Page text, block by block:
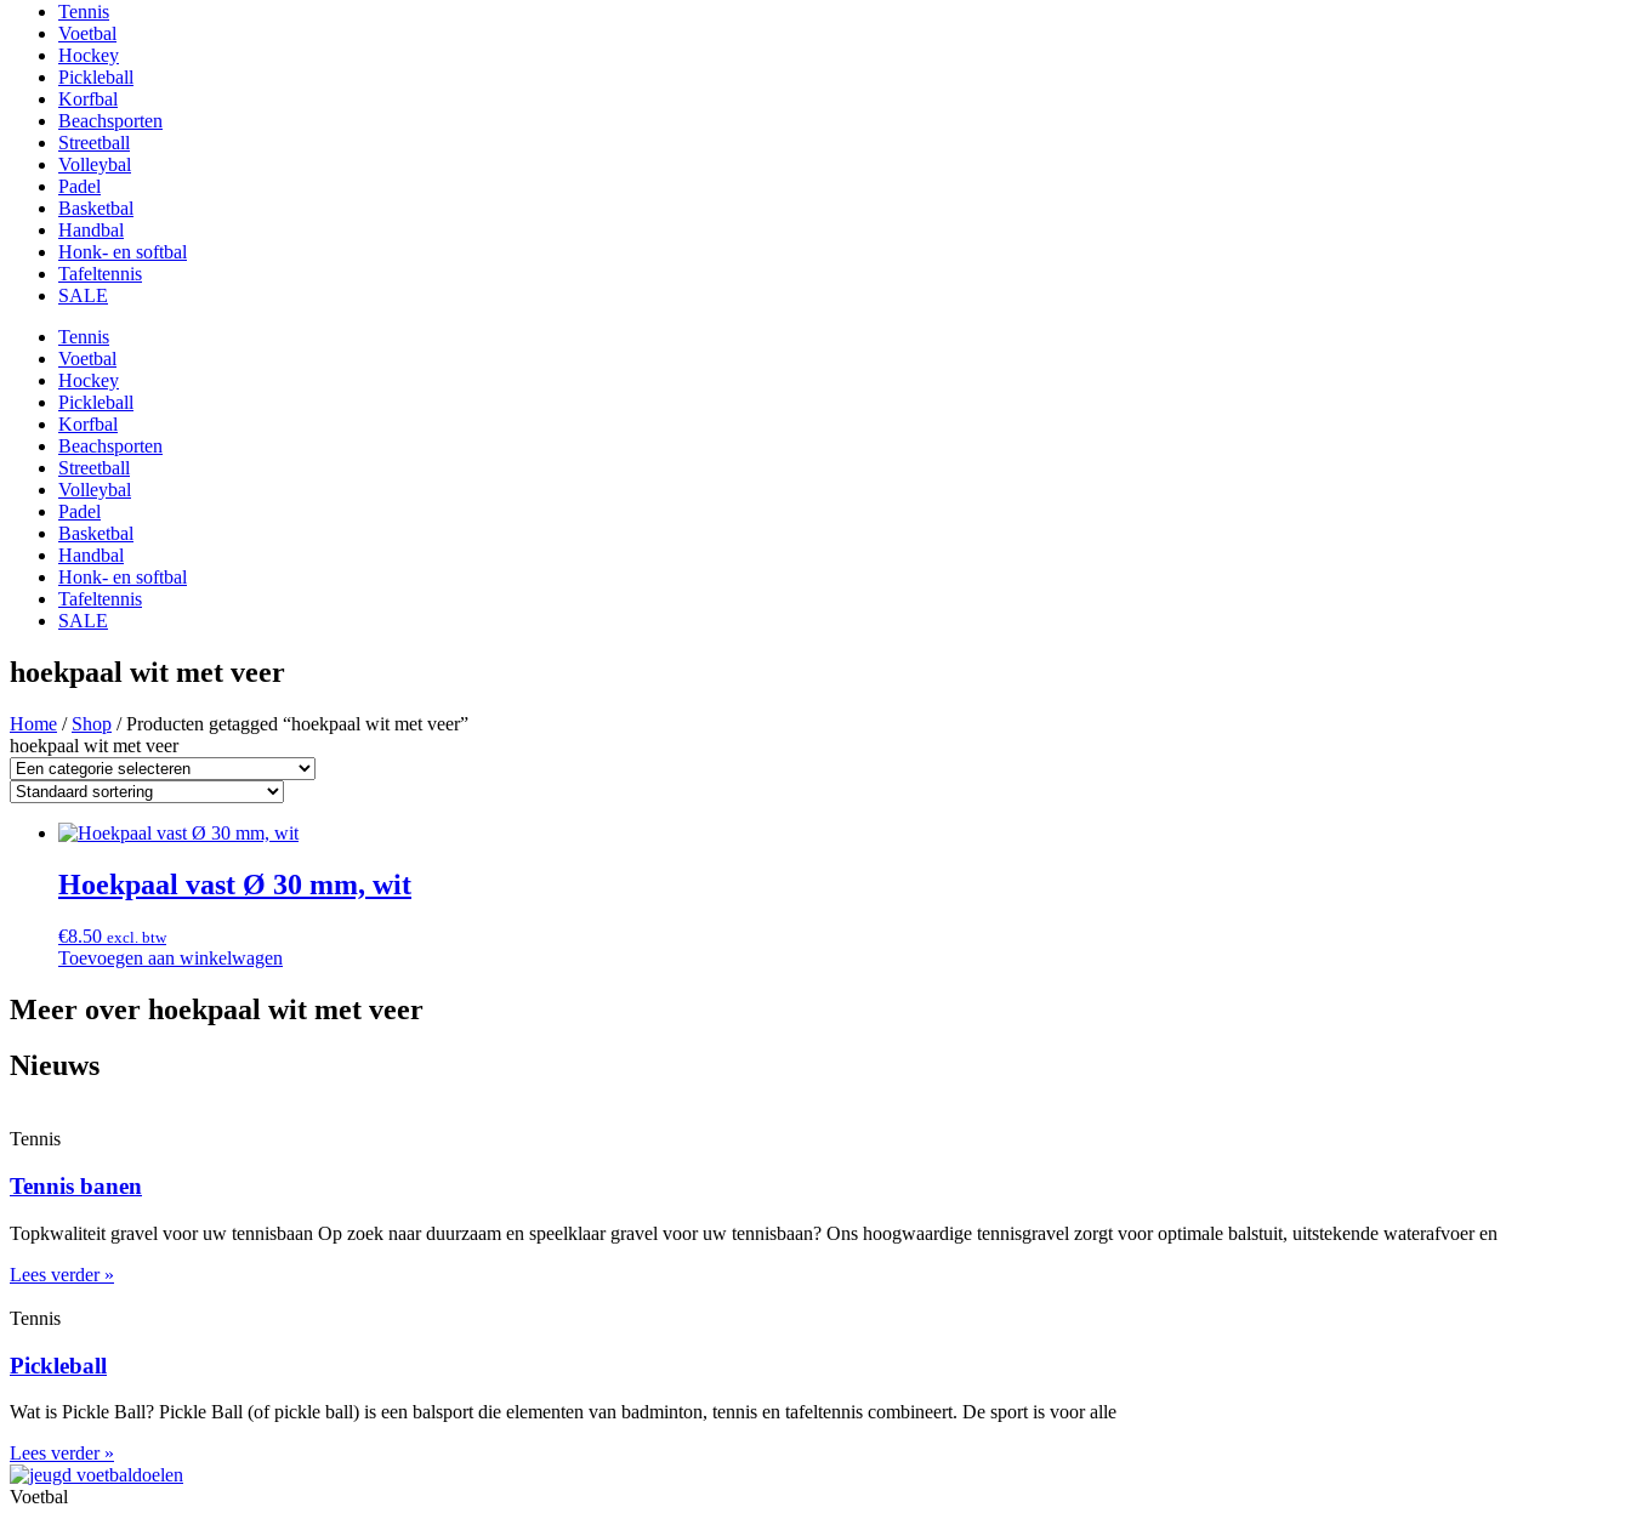
Tennis
Voetbal
Hockey
Pickleball
Korfbal
Beachsporten
Streetball
Volleybal
Padel
Basketbal
Handbal
Honk- en softbal
Tafeltennis
SALE
Tennis
Voetbal
Hockey
Pickleball
Korfbal
Beachsporten
Streetball
Volleybal
Padel
Basketbal
Handbal
Honk- en softbal
Tafeltennis
SALE
hoekpaal wit met veer
Home / Shop / Producten getagged “hoekpaal wit met veer”
hoekpaal wit met veer
Hoekpaal vast Ø 30 mm, wit
€8.50 excl. btw
Toevoegen aan winkelwagen
Meer over hoekpaal wit met veer
Nieuws
Tennis
Tennis banen
Topkwaliteit gravel voor uw tennisbaan Op zoek naar duurzaam en speelklaar gravel voor uw tennisbaan? Ons hoogwaardige tennisgravel zorgt voor optimale balstuit, uitstekende waterafvoer en
Lees verder »
Tennis
Pickleball
Wat is Pickle Ball? Pickle Ball (of pickle ball) is een balsport die elementen van badminton, tennis en tafeltennis combineert. De sport is voor alle
Lees verder »
Voetbal